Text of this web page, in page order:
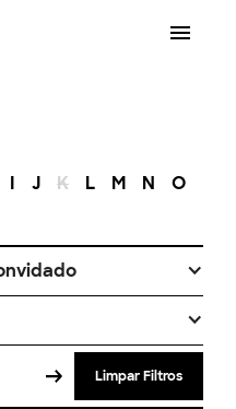
I J K L M N O
Limpar Filtros